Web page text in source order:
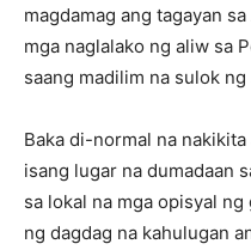
magdamag ang tagayan
mga naglalako ng aliw sa
saang madilim na sulok ng
Baka di-normal na
isang lugar na dumadaan
sa lokal na mga opisyal
ng dagdag na kahulugan